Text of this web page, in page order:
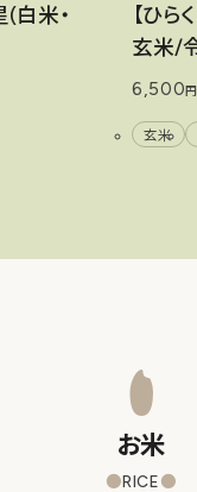
白米・
【ひ
玄米/
6,500
玄米
お米
RICE